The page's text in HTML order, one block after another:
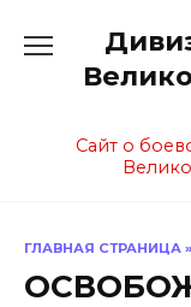
содержанию
Сайт о
ГЛАВНАЯ СТРАНИЦА »